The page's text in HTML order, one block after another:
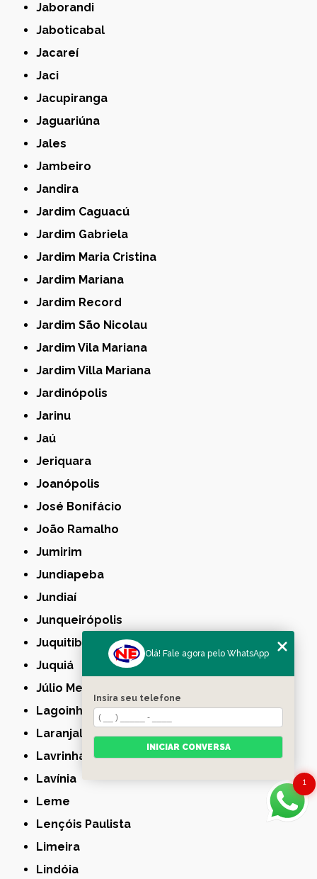
Jaborandi
Jaboticabal
Jacareí
Jaci
Jacupiranga
Jaguariúna
Jales
Jambeiro
Jandira
Jardim Caguacú
Jardim Gabriela
Jardim Maria Cristina
Jardim Mariana
Jardim Record
Jardim São Nicolau
Jardim Vila Mariana
Jardim Villa Mariana
Jardinópolis
Jarinu
Jaú
Jeriquara
Joanópolis
José Bonifácio
João Ramalho
Jumirim
Jundiapeba
Jundiaí
Junqueirópolis
Juquitiba
Juquiá
Júlio Mesquita
Lagoinha
Laranjal Paulista
Lavrinhas
Lavínia
Leme
Lençóis Paulista
Limeira
Lindóia
1
Olá! Fale agora pelo WhatsApp
Insira seu telefone
INICIAR CONVERSA